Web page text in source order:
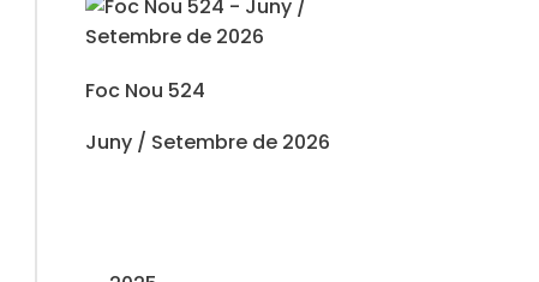
Foc Nou 524
Juny / Setembre de 2026